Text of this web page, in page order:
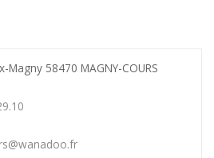
Magny 58470 MAGNY-COURS